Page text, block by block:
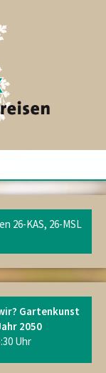
26-KAS, 26-MSL
Gartenkunst
2050
Uhr